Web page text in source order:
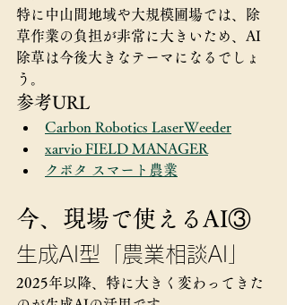
特に中山間地域や大規模圃場では、除
草作業の負担が非常に大きいため、AI
除草は今後大きなテーマになるでしょ
う。
参考URL
Carbon Robotics LaserWeeder
xarvio FIELD MANAGER
クボタ スマート農業
今、現場で使えるAI③
生成AI型「農業相談AI」
2025年以降、特に大きく変わってきた